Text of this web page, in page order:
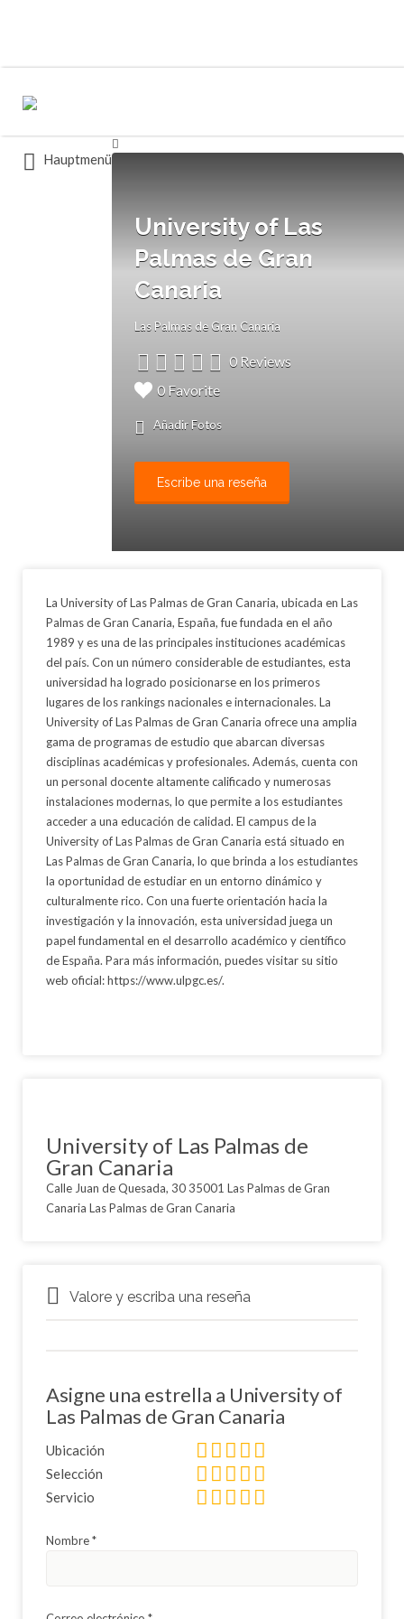
por:
Hauptmenü
University of Las
Palmas de Gran
Canaria
Las Palmas de Gran Canaria
0 Reviews
0 Favorite
Añadir Fotos
Escribe una reseña
La University of Las Palmas de Gran Canaria, ubicada en Las
Palmas de Gran Canaria, España, fue fundada en el año
1989 y es una de las principales instituciones académicas
del país. Con un número considerable de estudiantes, esta
universidad ha logrado posicionarse en los primeros
lugares de los rankings nacionales e internacionales. La
University of Las Palmas de Gran Canaria ofrece una amplia
gama de programas de estudio que abarcan diversas
disciplinas académicas y profesionales. Además, cuenta con
un personal docente altamente calificado y numerosas
instalaciones modernas, lo que permite a los estudiantes
acceder a una educación de calidad. El campus de la
University of Las Palmas de Gran Canaria está situado en
Las Palmas de Gran Canaria, lo que brinda a los estudiantes
la oportunidad de estudiar en un entorno dinámico y
culturalmente rico. Con una fuerte orientación hacia la
investigación y la innovación, esta universidad juega un
papel fundamental en el desarrollo académico y científico
de España. Para más información, puedes visitar su sitio
web oficial: https://www.ulpgc.es/.
University of Las Palmas de
Gran Canaria
Calle Juan de Quesada, 30 35001 Las Palmas de Gran
Canaria Las Palmas de Gran Canaria
Valore y escriba una reseña
Asigne una estrella a University of
Las Palmas de Gran Canaria
Ubicación
Selección
Servicio
Nombre*